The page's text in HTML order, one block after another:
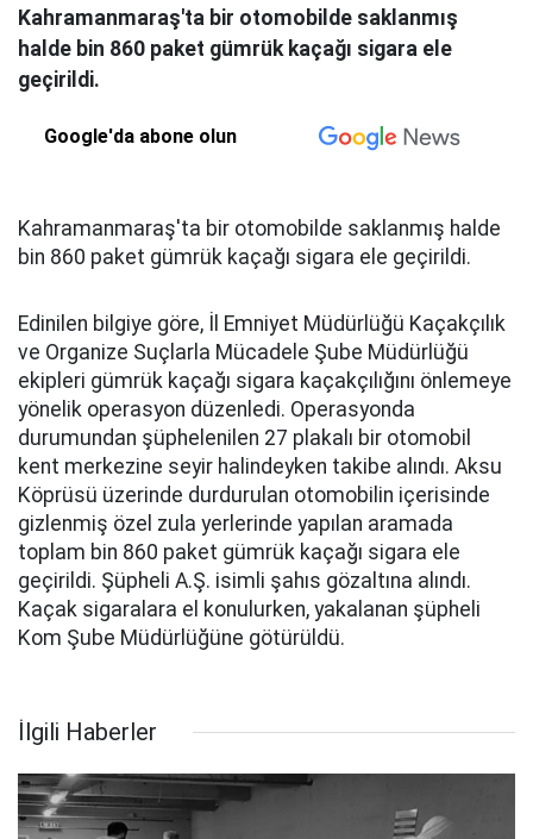
Kahramanmaraş'ta bir otomobilde saklanmış
halde bin 860 paket gümrük kaçağı sigara ele
geçirildi.
Google'da abone olun
Kahramanmaraş'ta bir otomobilde saklanmış halde
bin 860 paket gümrük kaçağı sigara ele geçirildi.
Edinilen bilgiye göre, İl Emniyet Müdürlüğü Kaçakçılık
ve Organize Suçlarla Mücadele Şube Müdürlüğü
ekipleri gümrük kaçağı sigara kaçakçılığını önlemeye
yönelik operasyon düzenledi. Operasyonda
durumundan şüphelenilen 27 plakalı bir otomobil
kent merkezine seyir halindeyken takibe alındı. Aksu
Köprüsü üzerinde durdurulan otomobilin içerisinde
gizlenmiş özel zula yerlerinde yapılan aramada
toplam bin 860 paket gümrük kaçağı sigara ele
geçirildi. Şüpheli A.Ş. isimli şahıs gözaltına alındı.
Kaçak sigaralara el konulurken, yakalanan şüpheli
Kom Şube Müdürlüğüne götürüldü.
İlgili Haberler